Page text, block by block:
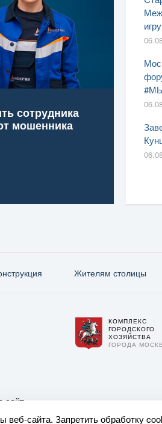
сотрудника
мошенника
Жителям столицы
КОМПЛЕКС
ГОРОДСКОГО
ХОЗЯЙСТВА
ГОРОДА
сайт
веб-сайта. Запретить обработку